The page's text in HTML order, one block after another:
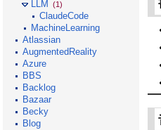
LLM (1)
ClaudeCode
MachineLearning
Atlassian
AugmentedReality
Azure
BBS
Backlog
Bazaar
Becky
Blog